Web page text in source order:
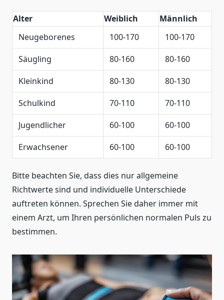
Alter Weiblich
Männlich
Neugeborenes
100-170
100-170
Säugling
80-160
80-160
Kleinkind
80-130
80-130
Schulkind
70-110
70-110
Jugendlicher
60-100
60-100
Erwachsener
60-100 60-100
Bitte beachten Sie, dass dies nur allgemeine
Richtwerte sind und individuelle Unterschiede
auftreten können. Sprechen Sie daher immer mit
einem Arzt, um Ihren persönlichen normalen Puls zu
bestimmen.